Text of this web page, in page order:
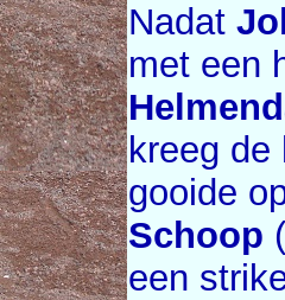
Nadat
met een
kreeg
gooide
Schoop
een